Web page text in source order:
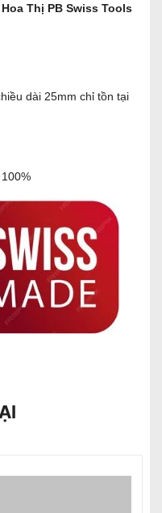
Thị PB Swiss Tools
dài 25mm chỉ tồn tại